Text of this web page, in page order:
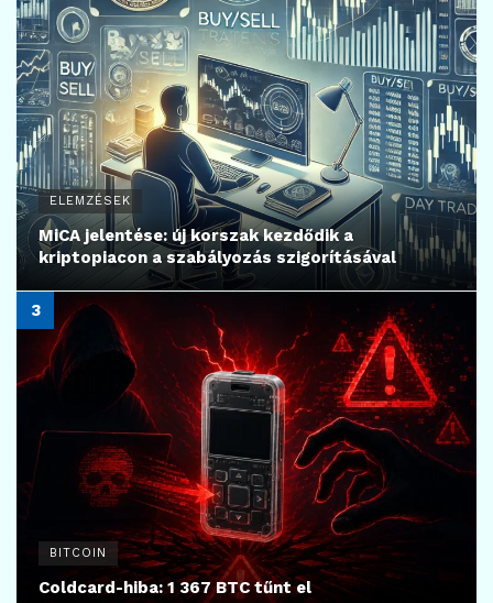
ELEMZÉSEK
MiCA jelentése: új korszak kezdődik a
kriptopiacon a szabályozás szigorításával
BITCOIN
Coldcard-hiba: 1 367 BTC tűnt el